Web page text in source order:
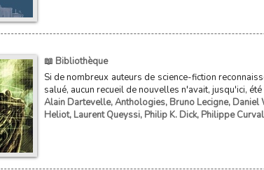
📖 Bibliothèque
Si de nombreux auteurs de science-fiction
salué, aucun recueil de nouvelles n'avait, jusqu'ici,
Alain Dartevelle,Anthologies, Bruno Lecigne, Daniel
Heliot, Laurent Queyssi, Philip K. Dick, Philippe Curval